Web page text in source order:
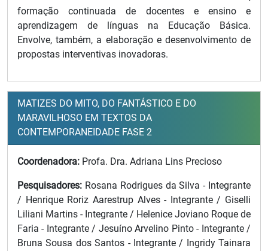
formação continuada de docentes e ensino e
aprendizagem de línguas na Educação Básica.
Envolve, também, a elaboração e desenvolvimento de
propostas interventivas inovadoras.
MATIZES DO MITO, DO FANTÁSTICO E DO
MARAVILHOSO EM TEXTOS DA
CONTEMPORANEIDADE FASE 2
Coordenadora: Profa. Dra. Adriana Lins Precioso
Pesquisadores: Rosana Rodrigues da Silva - Integrante
/ Henrique Roriz Aarestrup Alves - Integrante / Giselli
Liliani Martins - Integrante / Helenice Joviano Roque de
Faria - Integrante / Jesuíno Arvelino Pinto - Integrante /
Bruna Sousa dos Santos - Integrante / Ingridy Tainara